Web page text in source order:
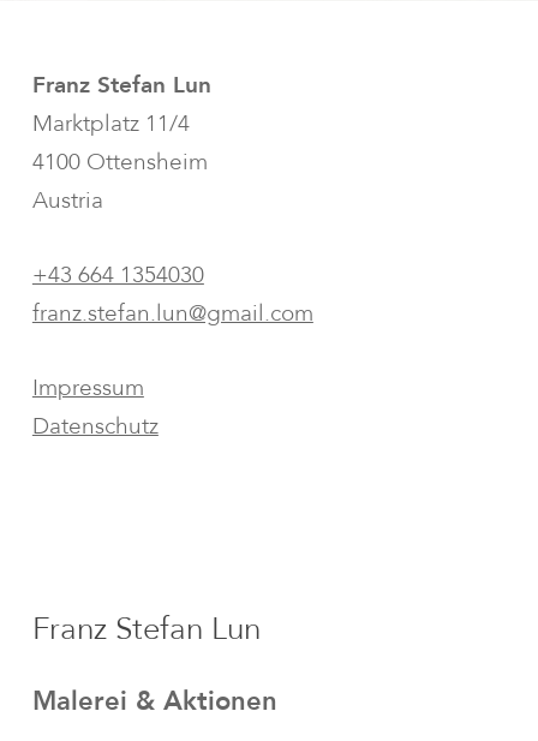
Franz Stefan Lun
Marktplatz 11/4
4100 Ottensheim
Austria
+43 664 1354030
franz.stefan.lun@gmail.com
Impressum
Datenschutz
Franz Stefan Lun
Malerei & Aktionen